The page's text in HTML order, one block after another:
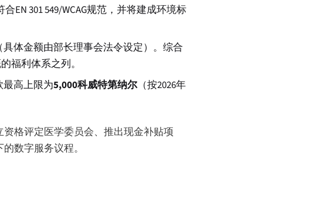
301 549/WCAG规范，并将建成环境标
体金额由部长理事会法令设定）。综合
福利体系之列。
最高上限为5,000科威特第纳尔（按2026年
格评定医学委员会、推出现金补贴项
数字服务议程。